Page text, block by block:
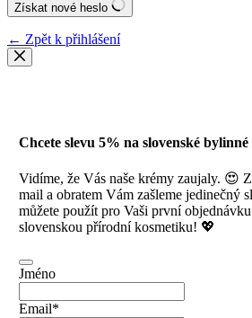
Získat nové heslo
← Zpět k přihlášení
Chcete slevu 5% na slovenské
Vidíme, že Vás naše krémy zaujaly. 😍
mail a obratem Vám zašleme jedinečný
můžete použít pro Vaši první
slovenskou přírodní kosmetiku! 💖
Jméno
Email*